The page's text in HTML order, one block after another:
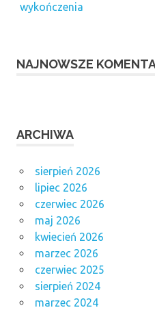
wykończenia
NAJNOWSZE
ARCHIWA
sierpień 2026
lipiec 2026
czerwiec 2026
maj 2026
kwiecień 2026
marzec 2026
czerwiec 2025
sierpień 2024
marzec 2024